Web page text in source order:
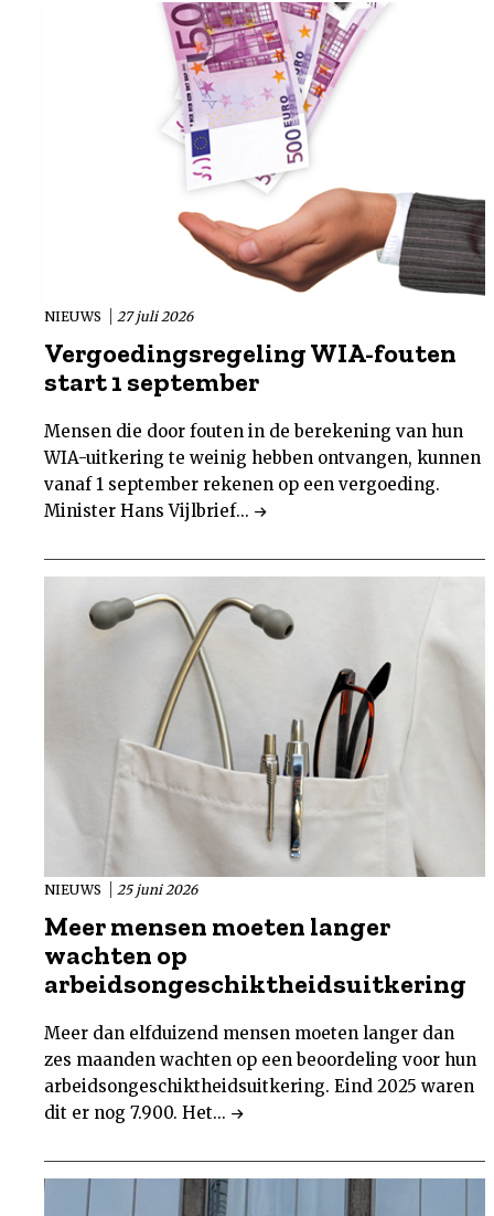
NIEUWS 27 juli 2026
Vergoedingsregeling WIA-fouten
start 1 september
Mensen die door fouten in de berekening van hun
WIA-uitkering te weinig hebben ontvangen, kunnen
vanaf 1 september rekenen op een vergoeding.
Minister Hans Vijlbrief...
NIEUWS 25 juni 2026
Meer mensen moeten langer
wachten op
arbeidsongeschiktheidsuitkering
Meer dan elfduizend mensen moeten langer dan
zes maanden wachten op een beoordeling voor hun
arbeidsongeschiktheidsuitkering. Eind 2025 waren
dit er nog 7.900. Het...